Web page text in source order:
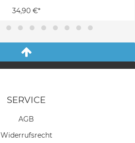
34,90 €*
SERVICE
AGB
Widerrufs­recht